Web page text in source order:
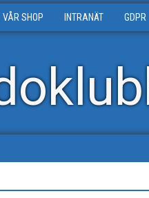
VÅR SHOP INTRANÄT GDPR